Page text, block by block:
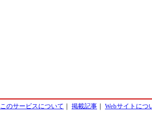
このサービスについて ｜ 掲載記事 ｜ Webサイトにつ